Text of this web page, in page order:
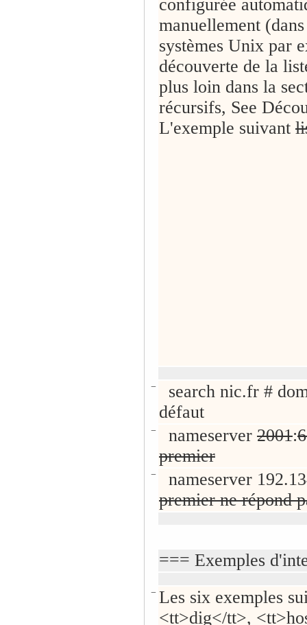
configurée
manuellement
systèmes Unix par
découverte de la
plus loin dans la
récursifs, See
L'exemple suivant
−
search nic.fr #
défaut
− nameserver 2001:
premier
−
nameserver
premier ne répond
=== Exemples
− Les six exemples
<tt>dig</tt>,